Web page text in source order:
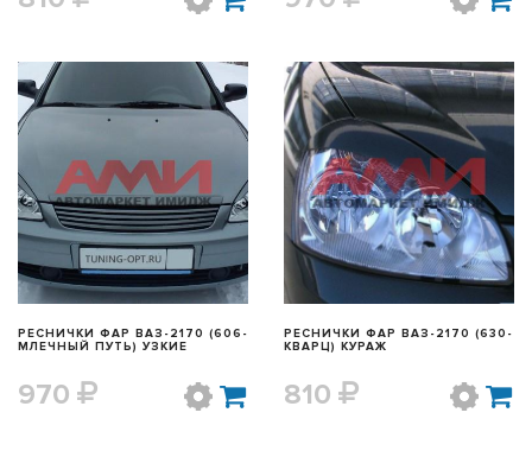
БЫСТРЫЙ ПРОСМОТР
РЕСНИЧКИ ФАР ВАЗ-2170 (606-
МЛЕЧНЫЙ ПУТЬ) УЗКИЕ
970
БЫСТРЫЙ ПРОСМОТР
РЕСНИЧКИ ФАР ВАЗ-2170 (630-
КВАРЦ) КУРАЖ
810